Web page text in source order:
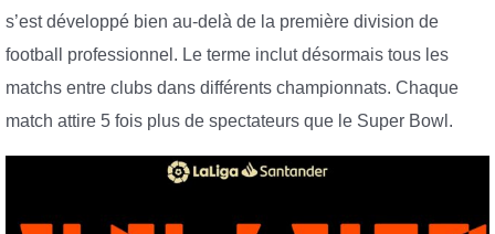
s’est développé bien au-delà de la première division de
football professionnel. Le terme inclut désormais tous les
matchs entre clubs dans différents championnats. Chaque
match attire 5 fois plus de spectateurs que le Super Bowl.